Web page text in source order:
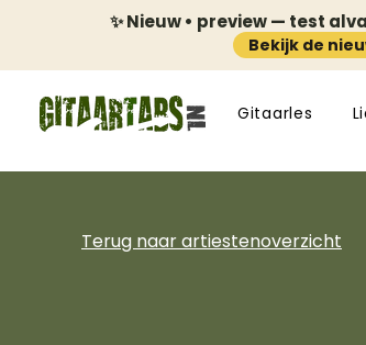
✨ Nieuw • preview — test
Bekijk de
Gitaarles
Terug naar artiestenoverzicht